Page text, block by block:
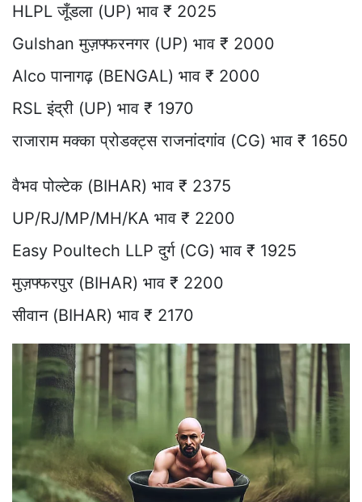
HLPL जूँडला (UP) भाव ₹ 2025
Gulshan मुज़फ्फरनगर (UP) भाव ₹ 2000
Alco पानागढ़ (BENGAL) भाव ₹ 2000
RSL इंद्री (UP) भाव ₹ 1970
राजाराम मक्का प्रोडक्ट्स राजनांदगांव (CG) भाव ₹ 1650
वैभव पोल्टेक (BIHAR) भाव ₹ 2375
UP/RJ/MP/MH/KA भाव ₹ 2200
Easy Poultech LLP दुर्ग (CG) भाव ₹ 1925
मुज़फ्फरपुर (BIHAR) भाव ₹ 2200
सीवान (BIHAR) भाव ₹ 2170